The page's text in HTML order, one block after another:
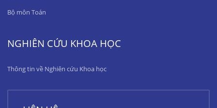
Bộ môn Toán
NGHIÊN CỨU KHOA HỌC
Thông tin về Nghiên cứu Khoa học